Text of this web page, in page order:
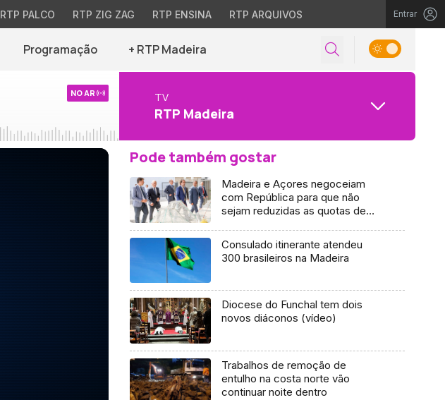
RTP PALCO RTP ZIG ZAG RTP ENSINA RTP ARQUIVOS Entrar
Programação + RTP Madeira
NO AR TV
RTP Madeira
Pode também gostar
Madeira e Açores negoceiam
com República para que não
sejam reduzidas as quotas de
Consulado itinerante atendeu
300 brasileiros na Madeira
Diocese do Funchal tem dois
novos diáconos (vídeo)
Trabalhos de remoção de
entulho na costa norte vão
continuar noite dentro